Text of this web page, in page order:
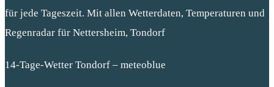
für jede Tageszeit. Mit allen Wetterdaten, Temperaturen und
Regenradar für Nettersheim, Tondorf
14-Tage-Wetter Tondorf – meteoblue